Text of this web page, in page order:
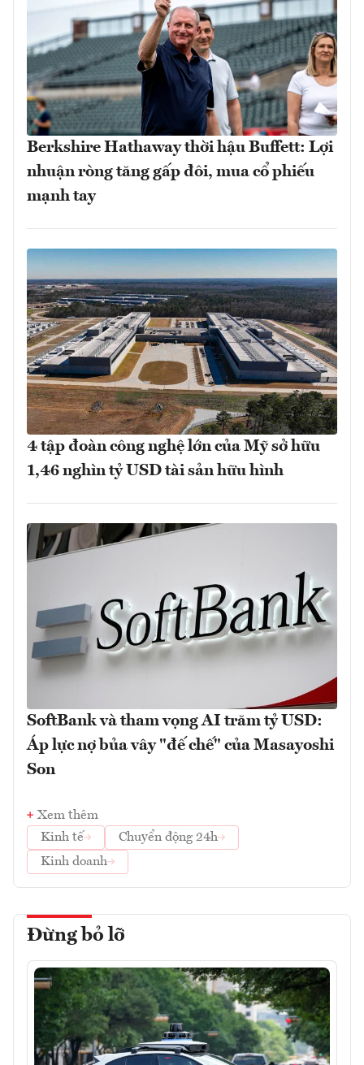
Berkshire Hathaway thời hậu Buffett: Lợi
nhuận ròng tăng gấp đôi, mua cổ phiếu
mạnh tay
4 tập đoàn công nghệ lớn của Mỹ sở hữu
1,46 nghìn tỷ USD tài sản hữu hình
SoftBank và tham vọng AI trăm tỷ USD:
Áp lực nợ bủa vây "đế chế" của Masayoshi
Son
Xem thêm
Kinh tế
Chuyển động 24h
Kinh doanh
Đừng bỏ lỡ